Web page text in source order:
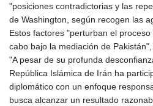
"posiciones contradictorias y las
de Washington, según recogen las
Estos factores "perturban el
cabo bajo la mediación de
"A pesar de su profunda
República Islámica de Irán ha
diplomático con un enfoque
busca alcanzar un resultado